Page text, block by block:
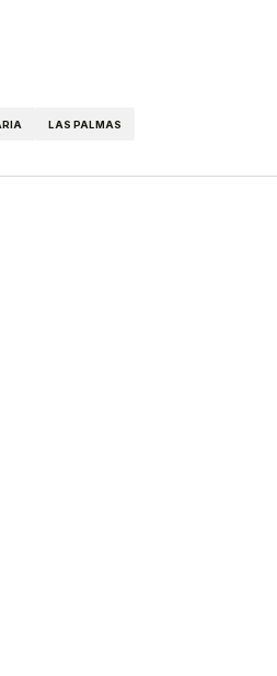
LAS PALMAS